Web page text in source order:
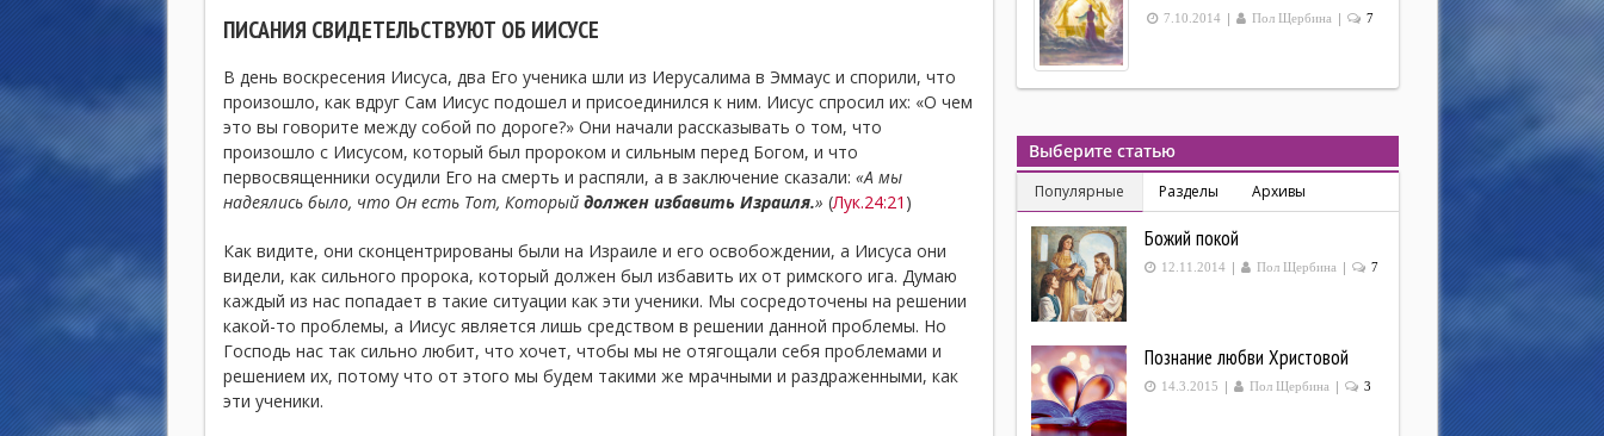
ПИСАНИЯ СВИДЕТЕЛЬСТВУЮТ ОБ ИИСУСЕ
В день воскресения Иисуса, два Его ученика шли из Иерусалима в Эммаус и спорили, что
произошло, как вдруг Сам Иисус подошел и присоединился к ним. Иисус спросил их: «О чем
это вы говорите между собой по дороге?» Они начали рассказывать о том, что
произошло с Иисусом, который был пророком и сильным перед Богом, и что
первосвященники осудили Его на смерть и распяли, а в заключение сказали: «А мы
надеялись было, что Он есть Тот, Который должен избавить Израиля.» (Лук.24:21 )
Как видите, они сконцентрированы были на Израиле и его освобождении, а Иисуса они
видели, как сильного пророка, который должен был избавить их от римского ига. Думаю
каждый из нас попадает в такие ситуации как эти ученики. Мы сосредоточены на решении
какой-то проблемы, а Иисус является лишь средством в решении данной проблемы. Но
Господь нас так сильно любит, что хочет, чтобы мы не отягощали себя проблемами и
решением их, потому что от этого мы будем такими же мрачными и раздраженными, как
эти ученики.
7.10.2014 | Пол Щербина | 7
Выберите статью
Популярные Разделы Архивы
Божий покой
12.11.2014 | Пол Щербина | 7
Познание любви Христовой
14.3.2015 | Пол Щербина | 3